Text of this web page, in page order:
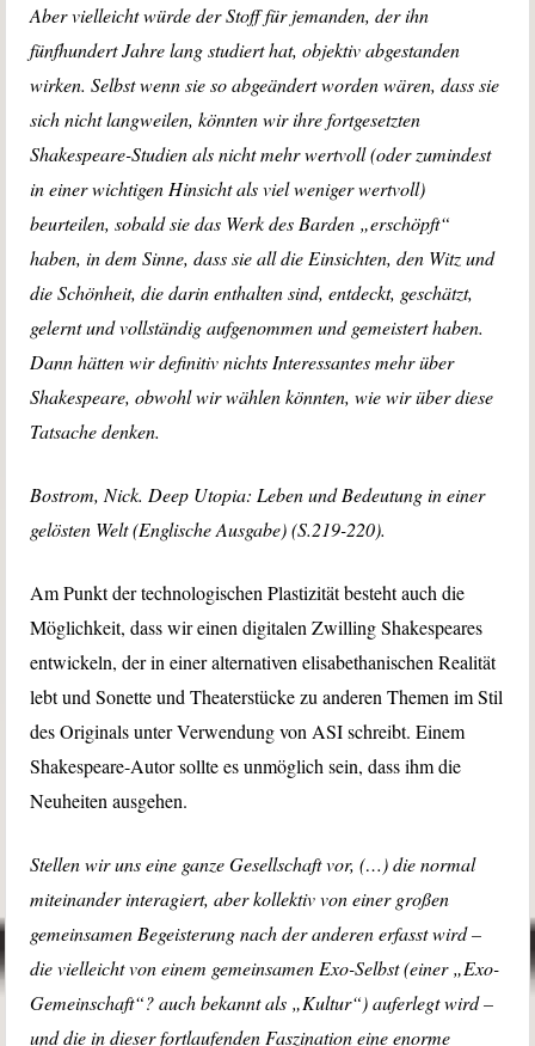
Aber vielleicht würde der Stoff für jemanden, der ihn
fünfhundert Jahre lang studiert hat, objektiv abgestanden
wirken. Selbst wenn sie so abgeändert worden wären, dass sie
sich nicht langweilen, könnten wir ihre fortgesetzten
Shakespeare-Studien als nicht mehr wertvoll (oder zumindest
in einer wichtigen Hinsicht als viel weniger wertvoll)
beurteilen, sobald sie das Werk des Barden „erschöpft“
haben, in dem Sinne, dass sie all die Einsichten, den Witz und
die Schönheit, die darin enthalten sind, entdeckt, geschätzt,
gelernt und vollständig aufgenommen und gemeistert haben.
Dann hätten wir definitiv nichts Interessantes mehr über
Shakespeare, obwohl wir wählen könnten, wie wir über diese
Tatsache denken.
Bostrom, Nick. Deep Utopia: Leben und Bedeutung in einer
gelösten Welt (Englische Ausgabe) (S.219-220).
Am Punkt der technologischen Plastizität besteht auch die
Möglichkeit, dass wir einen digitalen Zwilling Shakespeares
entwickeln, der in einer alternativen elisabethanischen Realität
lebt und Sonette und Theaterstücke zu anderen Themen im Stil
des Originals unter Verwendung von ASI schreibt. Einem
Shakespeare-Autor sollte es unmöglich sein, dass ihm die
Neuheiten ausgehen.
Stellen wir uns eine ganze Gesellschaft vor, (…) die normal
miteinander interagiert, aber kollektiv von einer großen
gemeinsamen Begeisterung nach der anderen erfasst wird –
die vielleicht von einem gemeinsamen Exo-Selbst (einer „Exo-
Gemeinschaft“? auch bekannt als „Kultur“) auferlegt wird –
und die in dieser fortlaufenden Faszination eine enorme